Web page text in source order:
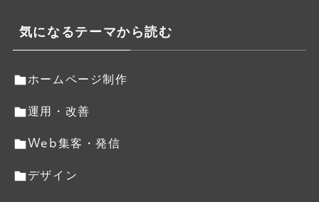
気になるテーマから読む
ホームページ制作
運用・改善
Web集客・発信
デザイン